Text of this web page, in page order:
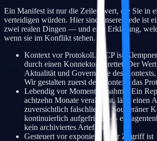
Ein Manifest ist nur die Zeilen wert, die Sie in
verteidigen würden. Hier sind unsere. Jede ist
zwei realen Dingen — und eine Erklärung,
wenn sie im Konflikt stehen.
Kontext vor Protokoll. MCP ist
durch einen Konnektor gerettet. Der
Aktualität und Governance des
Wir gestalten zuerst den Kontext, das
Lebendig vor Momentaufnahme. Ein
achtzehn Monate veraltet ist, lässt einen
zuversichtlich falschliegen. Souveräner
kontinuierlich aufgefrischt — ein
kein archiviertes Artefakt.
Gesteuert vor exponiert. Jeder Zugriff ist